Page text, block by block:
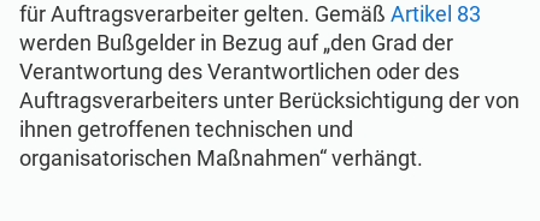
für Auftragsverarbeiter gelten. Gemäß Artikel 83
werden Bußgelder in Bezug auf „den Grad der
Verantwortung des Verantwortlichen oder des
Auftragsverarbeiters unter Berücksichtigung der von
ihnen getroffenen technischen und
organisatorischen Maßnahmen“ verhängt.